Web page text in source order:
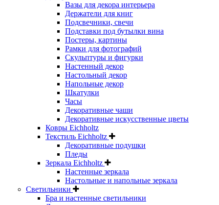
Вазы для декора интерьера
Держатели для книг
Подсвечники, свечи
Подставки под бутылки вина
Постеры, картины
Рамки для фотографий
Скульптуры и фигурки
Настенный декор
Настольный декор
Напольные декор
Шкатулки
Часы
Декоративные чаши
Декоративные искусственные цветы
Ковры Eichholtz
Текстиль Eichholtz
Декоративные подушки
Пледы
Зеркала Eichholtz
Настенные зеркала
Настольные и напольные зеркала
Светильники
Бра и настенные светильники